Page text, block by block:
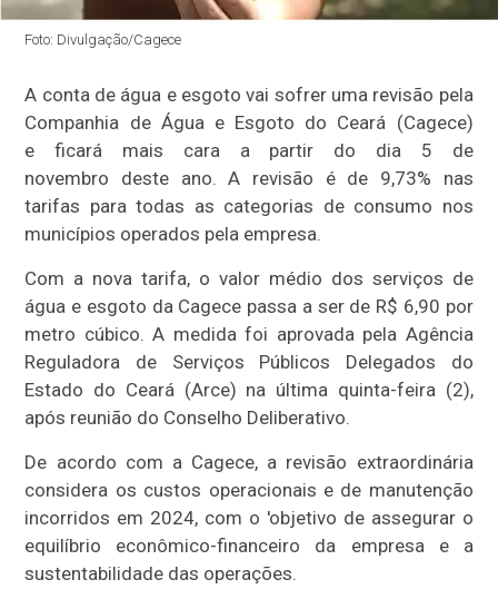
Foto: Divulgação/Cagece
A conta de água e esgoto vai sofrer uma revisão pela
Companhia de Água e Esgoto do Ceará (Cagece)
e ficará mais cara a partir do dia 5 de
novembro deste ano. A revisão é de 9,73% nas
tarifas para todas as categorias de consumo nos
municípios operados pela empresa.
Com a nova tarifa, o valor médio dos serviços de
água e esgoto da Cagece passa a ser de R$ 6,90 por
metro cúbico. A medida foi aprovada pela Agência
Reguladora de Serviços Públicos Delegados do
Estado do Ceará (Arce) na última quinta-feira (2),
após reunião do Conselho Deliberativo.
De acordo com a Cagece, a revisão extraordinária
considera os custos operacionais e de manutenção
incorridos em 2024, com o 'objetivo de assegurar o
equilíbrio econômico-financeiro da empresa e a
sustentabilidade das operações.